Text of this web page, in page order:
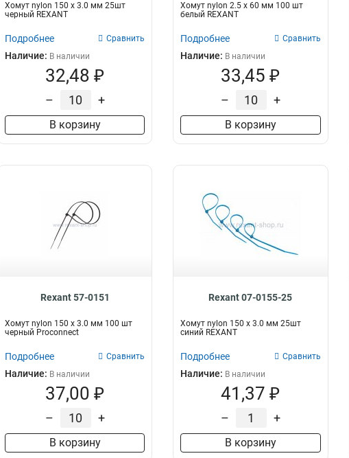
Хомут nylon 150 х 3.0 мм 25шт
черный REXANT
Подробнее Сравнить
Наличие: В наличии
32,48 ₽
– +
В корзину
Хомут nylon 2.5 х 60 мм 100 шт
белый REXANT
Подробнее Сравнить
Наличие: В наличии
33,45 ₽
– +
В корзину
Rexant 57-0151
Хомут nylon 150 х 3.0 мм 100 шт
черный Proconnect
Подробнее Сравнить
Наличие: В наличии
37,00 ₽
– +
В корзину
Rexant 07-0155-25
Хомут nylon 150 х 3.0 мм 25шт
синий REXANT
Подробнее Сравнить
Наличие: В наличии
41,37 ₽
– +
В корзину